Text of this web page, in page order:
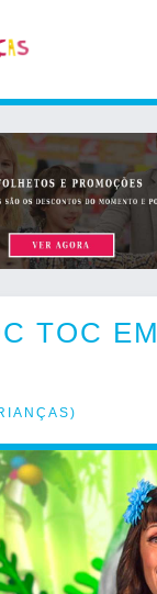
TOC EM
)